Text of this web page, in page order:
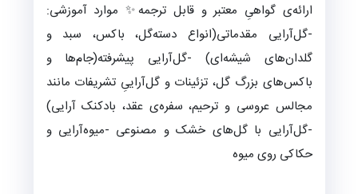
ارائه‌ی گواهیِ معتبر و قابل ترجمه✨ موارد آموزشی:
-گل‌آرایی مقدماتی(انواع دسته‌گل، باکس، سبد و
گلدان‌های شیشه‌ای) -گل‌آرایی پیشرفته(جام‌ها و
باکس‌‌های بزرگ گل، تزئینات و گل‌آراییِ تشریفات مانند
مجالس عروسی و ترحیم، سفره‌ی عقد، بادکنک آرایی)
-گل‌آرایی با گل‌های خشک و مصنوعی -میوه‌آرایی و
حکاکی روی میوه